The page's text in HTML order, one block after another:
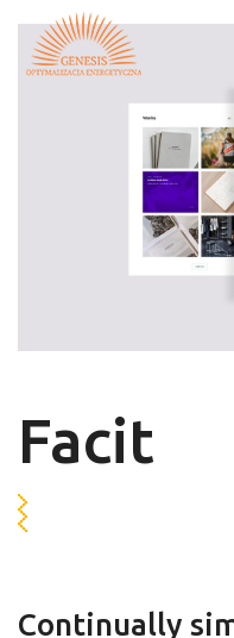
Facit
Continually